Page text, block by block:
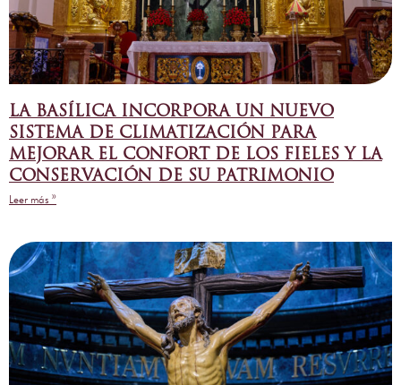
LA BASÍLICA INCORPORA UN NUEVO
SISTEMA DE CLIMATIZACIÓN PARA
MEJORAR EL CONFORT DE LOS FIELES Y LA
CONSERVACIÓN DE SU PATRIMONIO
Leer más »